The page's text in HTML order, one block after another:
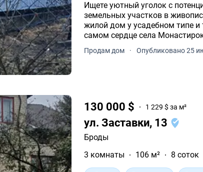
Ищете уютный уголок с
земельных участков в
жилой дом у усадебном типе и
самом сердце села
района Львовской области.
Продам дом · Опубликовано 25
130 000 $ 1 229 $ за м²
ул. Заставки, 13
Броды
3 комнаты
106 м² 8 соток